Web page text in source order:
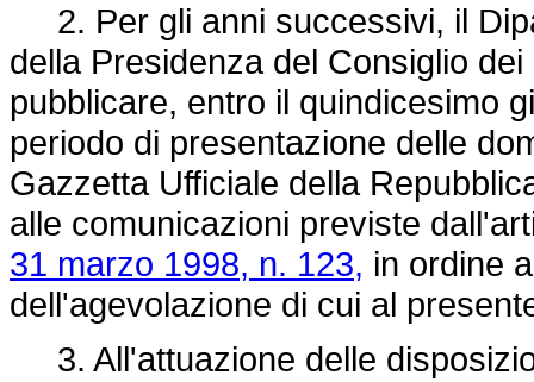
2. Per gli anni successivi, il
della Presidenza del Consiglio
pubblicare, entro il quindicesimo
periodo di presentazione delle
Gazzetta Ufficiale della
alle comunicazioni previste
31 marzo 1998, n. 123, in ordine
dell'agevolazione di cui al
3. All'attuazione delle